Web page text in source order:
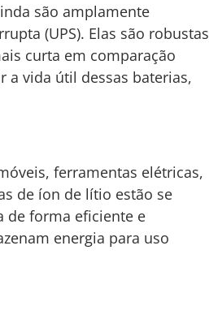
são amplamente
(UPS). Elas são robustas
curta em comparação
a vida útil dessas baterias,
ferramentas elétricas,
de íon de lítio estão se
de forma eficiente e
energia para uso